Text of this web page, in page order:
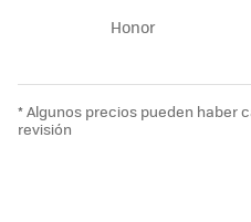
Honor
* Algunos precios pueden haber
revisión